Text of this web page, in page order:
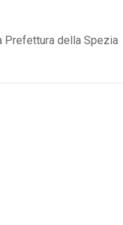
Prefettura della Spezia